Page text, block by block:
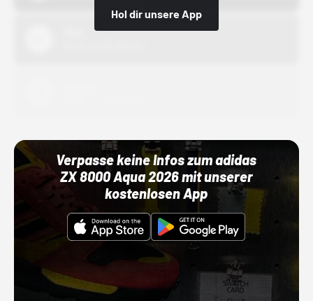
Hol dir unsere App
Verpasse keine Infos zum adidas
ZX 8000 Aqua 2026 mit unserer
kostenlosen App